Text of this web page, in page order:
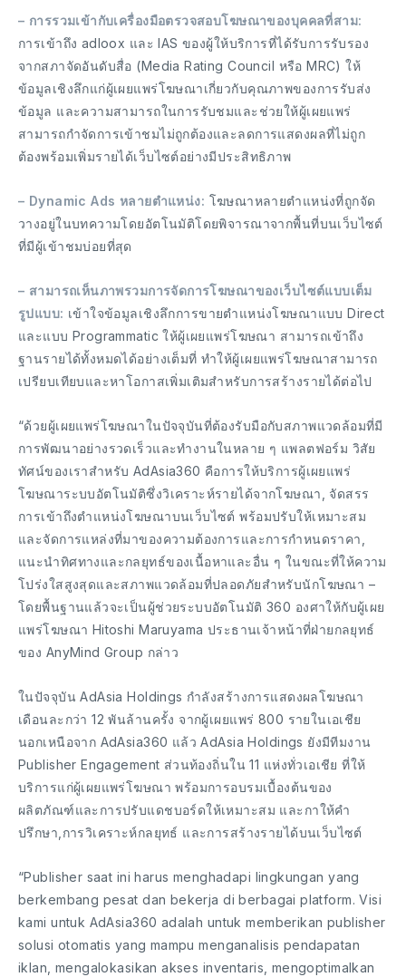
– การรวมเข้ากับเครื่องมือตรวจสอบโฆษณาของบุคคลที่สาม:
การเข้าถึง adloox และ IAS ของผู้ให้บริการที่ได้รับการรับรอง
จากสภาจัดอันดับสื่อ (Media Rating Council หรือ MRC) ให้
ข้อมูลเชิงลึกแก่ผู้เผยแพร่โฆษณาเกี่ยวกับคุณภาพของการรับส่ง
ข้อมูล และความสามารถในการรับชมและช่วยให้ผู้เผยแพร่
สามารถกำจัดการเข้าชมไม่ถูกต้องและลดการแสดงผลที่ไม่ถูก
ต้องพร้อมเพิ่มรายได้เว็บไซต์อย่างมีประสิทธิภาพ
– Dynamic Ads หลายตำแหน่ง: โฆษณาหลายตำแหน่งที่ถูกจัด
วางอยู่ในบทความโดยอัตโนมัติโดยพิจารณาจากพื้นที่บนเว็บไซต์
ที่มีผู้เข้าชมบ่อยที่สุด
– สามารถเห็นภาพรวมการจัดการโฆษณาของเว็บไซต์แบบเต็ม
รูปแบบ: เข้าใจข้อมูลเชิงลึกการขายตำแหน่งโฆษณาแบบ Direct
และแบบ Programmatic ให้ผู้เผยแพร่โฆษณา สามารถเข้าถึง
ฐานรายได้ทั้งหมดได้อย่างเต็มที่ ทำให้ผู้เผยแพร่โฆษณาสามารถ
เปรียบเทียบและหาโอกาสเพิ่มเติมสำหรับการสร้างรายได้ต่อไป
“ด้วยผู้เผยแพร่โฆษณาในปัจจุบันที่ต้องรับมือกับสภาพแวดล้อมที่มี
การพัฒนาอย่างรวดเร็วและทำงานในหลาย ๆ แพลตฟอร์ม วิสัย
ทัศน์ของเราสำหรับ AdAsia360 คือการให้บริการผู้เผยแพร่
โฆษณาระบบอัตโนมัติซึ่งวิเคราะห์รายได้จากโฆษณา, จัดสรร
การเข้าถึงตำแหน่งโฆษณาบนเว็บไซต์ พร้อมปรับให้เหมาะสม
และจัดการแหล่งที่มาของความต้องการและการกำหนดราคา,
แนะนำทิศทางและกลยุทธ์ของเนื้อหาและอื่น ๆ ในขณะที่ให้ความ
โปร่งใสสูงสุดและสภาพแวดล้อมที่ปลอดภัยสำหรับนักโฆษณา –
โดยพื้นฐานแล้วจะเป็นผู้ช่วยระบบอัตโนมัติ 360 องศาให้กับผู้เผย
แพร่โฆษณา Hitoshi Maruyama ประธานเจ้าหน้าที่ฝ่ายกลยุทธ์
ของ AnyMind Group กล่าว
ในปัจจุบัน AdAsia Holdings กำลังสร้างการแสดงผลโฆษณา
เดือนละกว่า 12 พันล้านครั้ง จากผู้เผยแพร่ 800 รายในเอเชีย
นอกเหนือจาก AdAsia360 แล้ว AdAsia Holdings ยังมีทีมงาน
Publisher Engagement ส่วนท้องถิ่นใน 11 แห่งทั่วเอเชีย ที่ให้
บริการแก่ผู้เผยแพร่โฆษณา พร้อมการอบรมเบื้องต้นของ
ผลิตภัณฑ์และการปรับแดชบอร์ดให้เหมาะสม และกาให้คำ
ปรึกษา,การวิเคราะห์กลยุทธ์ และการสร้างรายได้บนเว็บไซต์
“Publisher saat ini harus menghadapi lingkungan yang
berkembang pesat dan bekerja di berbagai platform. Visi
kami untuk AdAsia360 adalah untuk memberikan publisher
solusi otomatis yang mampu menganalisis pendapatan
iklan, mengalokasikan akses inventaris, mengoptimalkan